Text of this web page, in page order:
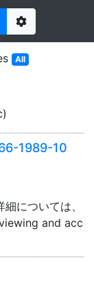
Options
All
1989-10
については、「
and